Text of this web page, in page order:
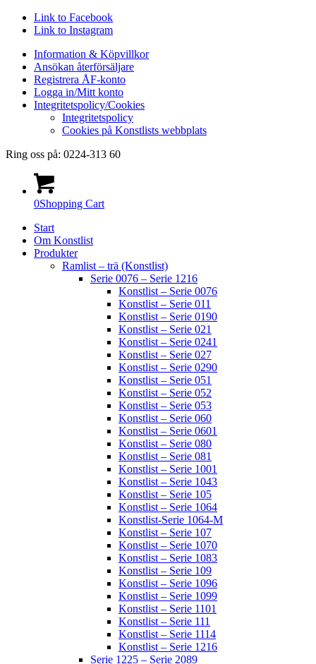
Link to Facebook
Link to Instagram
Information & Köpvillkor
Ansökan återförsäljare
Registrera ÅF-konto
Logga in/Mitt konto
Integritetspolicy/Cookies
Integritetspolicy
Cookies på Konstlists webbplats
Ring oss på: 0224-313 60
0Shopping Cart
Start
Om Konstlist
Produkter
Ramlist – trä (Konstlist)
Serie 0076 – Serie 1216
Konstlist – Serie 0076
Konstlist – Serie 011
Konstlist – Serie 0190
Konstlist – Serie 021
Konstlist – Serie 0241
Konstlist – Serie 027
Konstlist – Serie 0290
Konstlist – Serie 051
Konstlist – Serie 052
Konstlist – Serie 053
Konstlist – Serie 060
Konstlist – Serie 0601
Konstlist – Serie 080
Konstlist – Serie 081
Konstlist – Serie 1001
Konstlist – Serie 1043
Konstlist – Serie 105
Konstlist – Serie 1064
Konstlist-Serie 1064-M
Konstlist – Serie 107
Konstlist – Serie 1070
Konstlist – Serie 1083
Konstlist – Serie 109
Konstlist – Serie 1096
Konstlist – Serie 1099
Konstlist – Serie 1101
Konstlist – Serie 111
Konstlist – Serie 1114
Konstlist – Serie 1216
Serie 1225 – Serie 2089